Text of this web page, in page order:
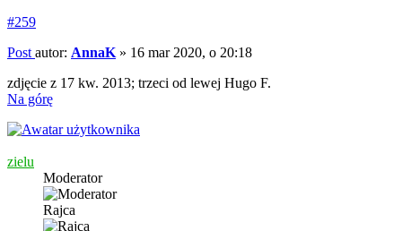
#259
Post autor: AnnaK » 16 mar 2020, o 20:18
zdjęcie z 17 kw. 2013; trzeci od lewej Hugo F.
Na górę
zielu
Moderator
Rajca